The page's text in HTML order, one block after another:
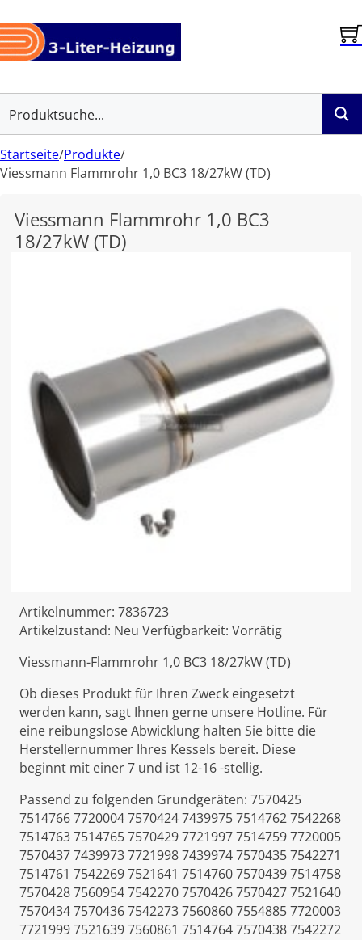
Startseite/Produkte/
Viessmann Flammrohr 1,0 BC3 18/27kW (TD)
Viessmann Flammrohr 1,0 BC3
18/27kW (TD)
Artikelnummer: 7836723
Artikelzustand: Neu Verfügbarkeit: Vorrätig
Viessmann-Flammrohr 1,0 BC3 18/27kW (TD)
Ob dieses Produkt für Ihren Zweck eingesetzt
werden kann, sagt Ihnen gerne unsere Hotline. Für
eine reibungslose Abwicklung halten Sie bitte die
Herstellernummer Ihres Kessels bereit. Diese
beginnt mit einer 7 und ist 12-16 -stellig.
Passend zu folgenden Grundgeräten: 7570425
7514766 7720004 7570424 7439975 7514762 7542268
7514763 7514765 7570429 7721997 7514759 7720005
7570437 7439973 7721998 7439974 7570435 7542271
7514761 7542269 7521641 7514760 7570439 7514758
7570428 7560954 7542270 7570426 7570427 7521640
7570434 7570436 7542273 7560860 7554885 7720003
7721999 7521639 7560861 7514764 7570438 7542272